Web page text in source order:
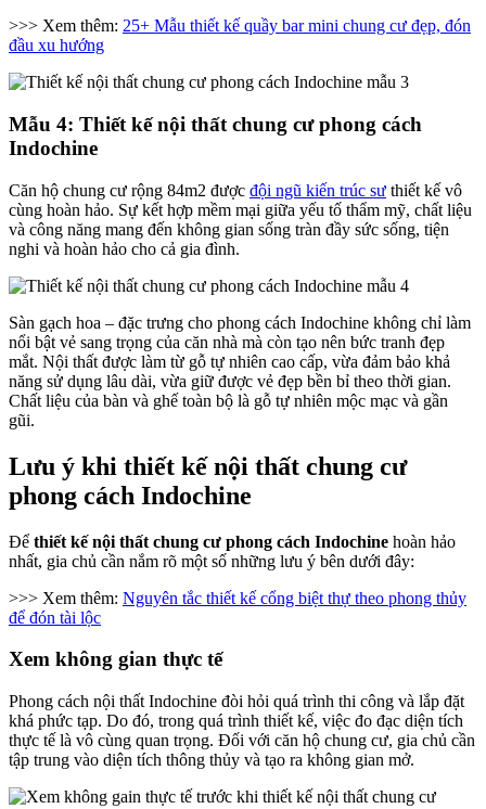
>>> Xem thêm: 25+ Mẫu thiết kế quầy bar mini chung cư đẹp, đón
đầu xu hướng
Mẫu 4: Thiết kế nội thất chung cư phong cách
Indochine
Căn hộ chung cư rộng 84m2 được đội ngũ kiến trúc sư thiết kế vô
cùng hoàn hảo. Sự kết hợp mềm mại giữa yếu tố thẩm mỹ, chất liệu
và công năng mang đến không gian sống tràn đầy sức sống, tiện
nghi và hoàn hảo cho cả gia đình.
Sàn gạch hoa – đặc trưng cho phong cách Indochine không chỉ làm
nổi bật vẻ sang trọng của căn nhà mà còn tạo nên bức tranh đẹp
mắt. Nội thất được làm từ gỗ tự nhiên cao cấp, vừa đảm bảo khả
năng sử dụng lâu dài, vừa giữ được vẻ đẹp bền bỉ theo thời gian.
Chất liệu của bàn và ghế toàn bộ là gỗ tự nhiên mộc mạc và gần
gũi.
Lưu ý khi thiết kế nội thất chung cư
phong cách Indochine
Để thiết kế nội thất chung cư phong cách Indochine hoàn hảo
nhất, gia chủ cần nắm rõ một số những lưu ý bên dưới đây:
>>> Xem thêm: Nguyên tắc thiết kế cổng biệt thự theo phong thủy
để đón tài lộc
Xem không gian thực tế
Phong cách nội thất Indochine đòi hỏi quá trình thi công và lắp đặt
khá phức tạp. Do đó, trong quá trình thiết kế, việc đo đạc diện tích
thực tế là vô cùng quan trọng. Đối với căn hộ chung cư, gia chủ cần
tập trung vào diện tích thông thủy và tạo ra không gian mở.